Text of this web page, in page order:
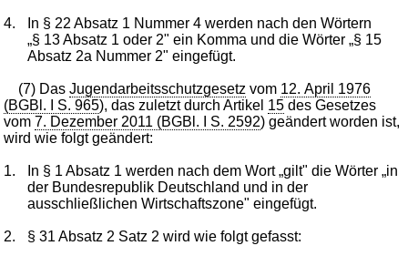
4.
In § 22 Absatz 1 Nummer 4 werden nach den Wörtern
„§ 13 Absatz 1 oder 2" ein Komma und die Wörter „§ 15
Absatz 2a Nummer 2" eingefügt.
(7) DasJugendarbeitsschutzgesetz vom 12. April 1976
(BGBl. I S. 965), das zuletzt durch Artikel 15 des Gesetzes
vom7. Dezember 2011 (BGBl. I S. 2592) geändert worden ist,
wird wie folgt geändert:
1.
In § 1 Absatz 1 werden nach dem Wort „gilt" die Wörter „in
der Bundesrepublik Deutschland und in der
ausschließlichen Wirtschaftszone" eingefügt.
2. § 31 Absatz 2 Satz 2 wird wie folgt gefasst: